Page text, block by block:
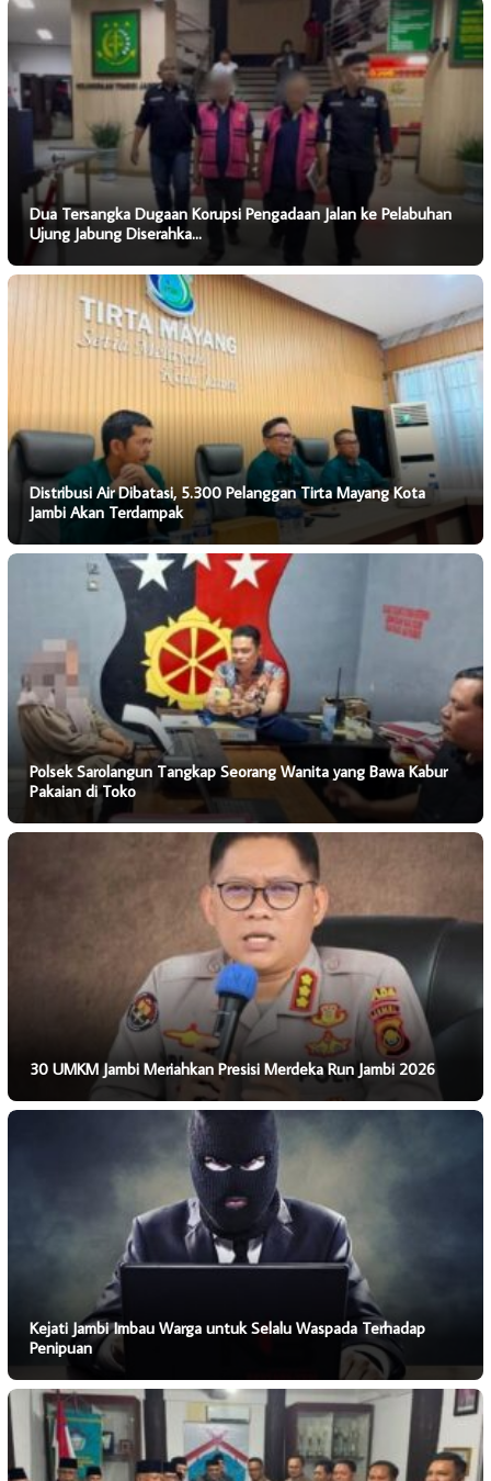
Dua Tersangka Dugaan Korupsi Pengadaan Jalan ke Pelabuhan
Ujung Jabung Diserahka…
Distribusi Air Dibatasi, 5.300 Pelanggan Tirta Mayang Kota
Jambi Akan Terdampak
Polsek Sarolangun Tangkap Seorang Wanita yang Bawa Kabur
Pakaian di Toko
30 UMKM Jambi Meriahkan Presisi Merdeka Run Jambi 2026
Kejati Jambi Imbau Warga untuk Selalu Waspada Terhadap
Penipuan